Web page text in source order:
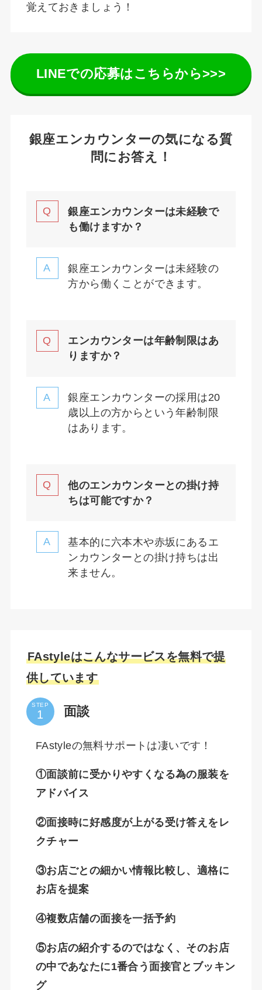
覚えておきましょう！
LINEでの応募はこちらから>>>
銀座エンカウンターの気になる質
問にお答え！
銀座エンカウンターは未経験で
も働けますか？
銀座エンカウンターは未経験の
方から働くことができます。
エンカウンターは年齢制限はあ
りますか？
銀座エンカウンターの採用は20
歳以上の方からという年齢制限
はあります。
他のエンカウンターとの掛け持
ちは可能ですか？
基本的に六本木や赤坂にあるエ
ンカウンターとの掛け持ちは出
来ません。
FAstyleはこんなサービスを無料で提
供しています
STEP 面談
FAstyleの無料サポートは凄いです！
①面談前に受かりやすくなる為の服装を
アドバイス
②面接時に好感度が上がる受け答えをレ
クチャー
③お店ごとの細かい情報比較し、適格に
お店を提案
④複数店舗の面接を一括予約
⑤お店の紹介するのではなく、そのお店
の中であなたに1番合う面接官とブッキン
グ